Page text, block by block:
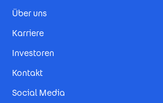
Über uns
Karriere
Investoren
Kontakt
Social Media